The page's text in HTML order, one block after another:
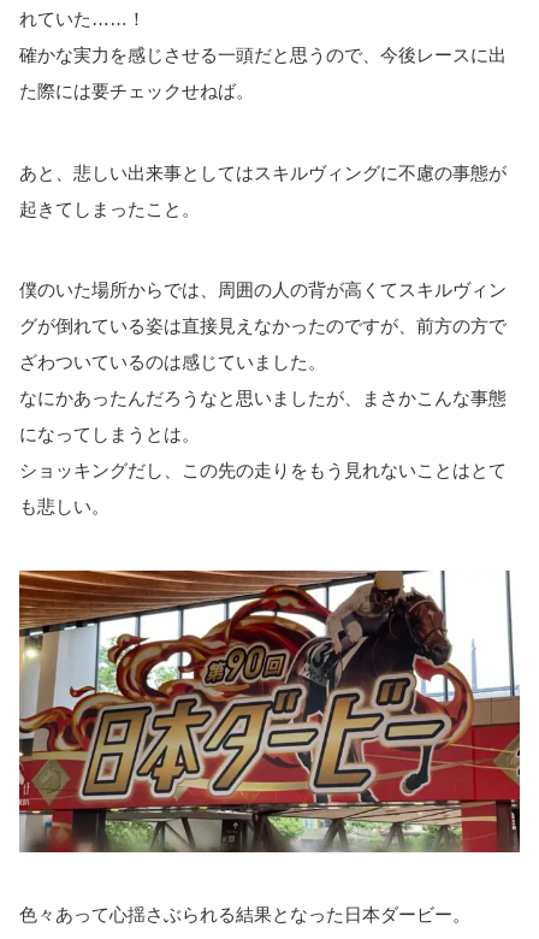
れていた……！
確かな実力を感じさせる一頭だと思うので、今後レースに出
た際には要チェックせねば。
あと、悲しい出来事としてはスキルヴィングに不慮の事態が
起きてしまったこと。
僕のいた場所からでは、周囲の人の背が高くてスキルヴィン
グが倒れている姿は直接見えなかったのですが、前方の方で
ざわついているのは感じていました。
なにかあったんだろうなと思いましたが、まさかこんな事態
になってしまうとは。
ショッキングだし、この先の走りをもう見れないことはとて
も悲しい。
色々あって心揺さぶられる結果となった日本ダービー。